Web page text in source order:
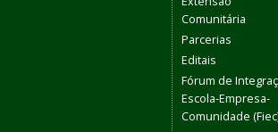
Comunitária
Parcerias
Editais
Fórum de
Escola-Empresa-
Comunidade